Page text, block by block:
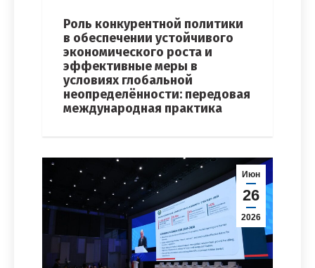
Роль конкурентной политики
в обеспечении устойчивого
экономического роста и
эффективные меры в
условиях глобальной
неопределённости: передовая
международная практика
Июн
26
2026